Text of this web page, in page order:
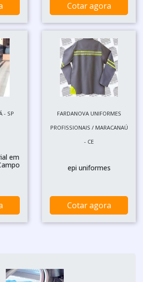
Cotar agora
- SP
em
FARDANOVA UNIFORMES
PROFISSIONAIS / MARACANAÚ
- CE
epi uniformes
Cotar agora